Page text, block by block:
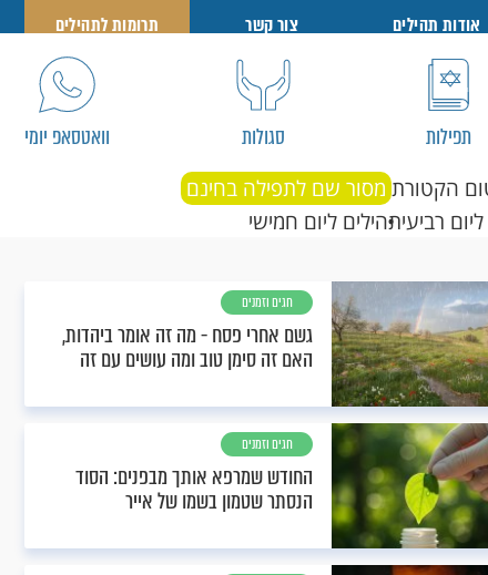
אודות תהילים צור קשר תרומות לתהילים
תפילות סגולות וואטסאפ יומי
הקטורת מסור שם לתפילה בחינם
רביעיתהילים ליום חמישי
חגים וזמנים
גשם אחרי פסח - מה זה אומר ביהדות,
האם זה סימן טוב ומה עושים עם זה
חגים וזמנים
החודש שמרפא אותך מבפנים: הסוד
הנסתר שטמון בשמו של אייר